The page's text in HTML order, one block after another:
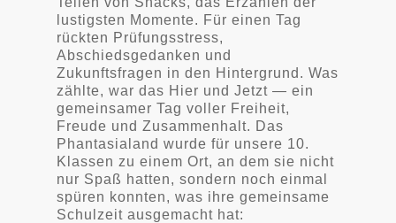
lustigsten Momente. Für einen Tag
rückten Prüfungsstress,
Abschiedsgedanken und
Zukunftsfragen in den Hintergrund. Was
zählte, war das Hier und Jetzt — ein
gemeinsamer Tag voller Freiheit,
Freude und Zusammenhalt. Das
Phantasialand wurde für unsere 10.
Klassen zu einem Ort, an dem sie nicht
nur Spaß hatten, sondern noch einmal
spüren konnten, was ihre gemeinsame
Schulzeit ausgemacht hat: